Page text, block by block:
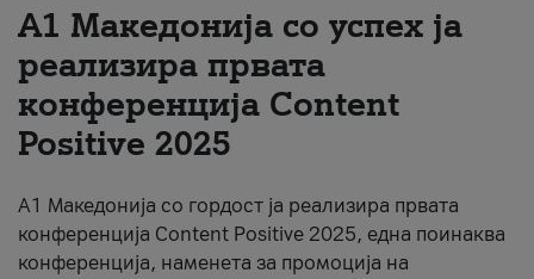
#ПодобарОнлајн
А1 Македонија со успех ја
реализира првата
конференција Content
Positive 2025
А1 Македонија со гордост ја реализира првата
конференција Content Positive 2025, една поинаква
конференција, наменета за промоција на